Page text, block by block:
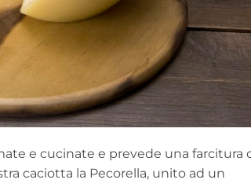
e cucinate e prevede una farcitura
caciotta la Pecorella, unito ad un